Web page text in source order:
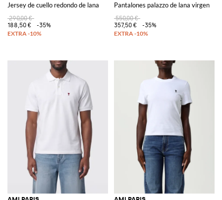
Jersey de cuello redondo de lana
290,00 €
188,50 €
-35%
Pantalones palazzo de lana virgen
550,00 €
357,50 €
-35%